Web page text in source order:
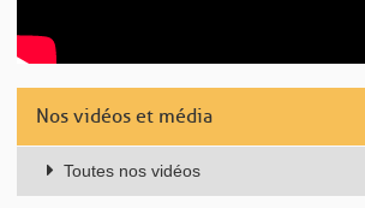
Nos vidéos et média
Toutes nos vidéos